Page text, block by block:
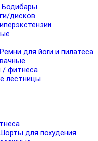
дисков
для йоги и пилатеса
/ фитнеса
лестницы
для похудения